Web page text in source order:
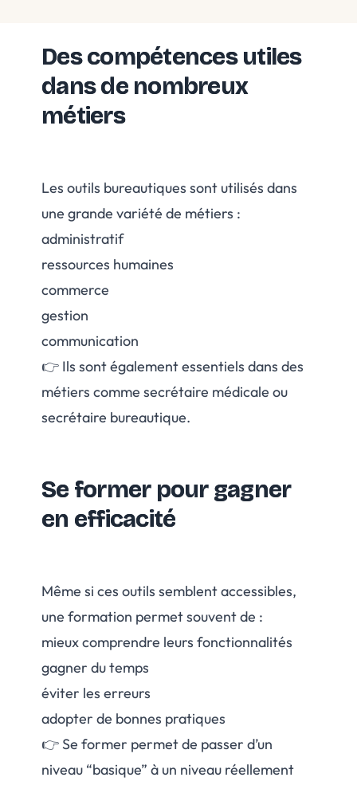
Des compétences utiles
dans de nombreux
métiers
Les outils bureautiques sont utilisés dans
une grande variété de métiers :
administratif
ressources humaines
commerce
gestion
communication
👉 Ils sont également essentiels dans des
métiers comme secrétaire médicale ou
secrétaire bureautique.
Se former pour gagner
en efficacité
Même si ces outils semblent accessibles,
une formation permet souvent de :
mieux comprendre leurs fonctionnalités
gagner du temps
éviter les erreurs
adopter de bonnes pratiques
👉 Se former permet de passer d’un
niveau “basique” à un niveau réellement